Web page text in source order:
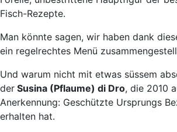
Fisch-Rezepte.
Man könnte sagen, wir haben dank
ein regelrechtes Menü
Und warum nicht mit etwas süssem
der Susina (Pflaume) di Dro, die 2010
Anerkennung: Geschützte Ursprungs
erhalten hat.